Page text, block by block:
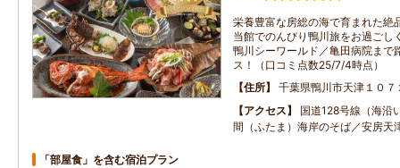
栄養豊富な房総の海で育まれた絶
当館でのんびり鴨川旅をお過ごし
鴨川シーワールド／亀田病院まで
ス！（口コミ点数25/7/4時点）
住所
千葉県鴨川市天津１０７
アクセス
国道128号線（海沿
間（ふたま）海岸のそば／安房天
「部屋食」を含む宿泊プラン